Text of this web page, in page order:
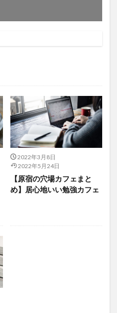
2022年3月8日
2022年5月24日
【原宿の穴場カフェまと
め】居心地いい勉強カフェ